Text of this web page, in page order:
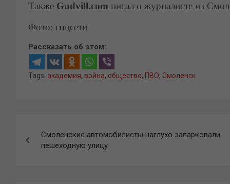
Также Gudvill.com писал о журналисте из
Фото: соцсети
Рассказать об этом:
Tags: академия, война, общество, ПВО, Смоленск
по
Смоленские автомобилисты наглухо запарковали
пешеходную улицу